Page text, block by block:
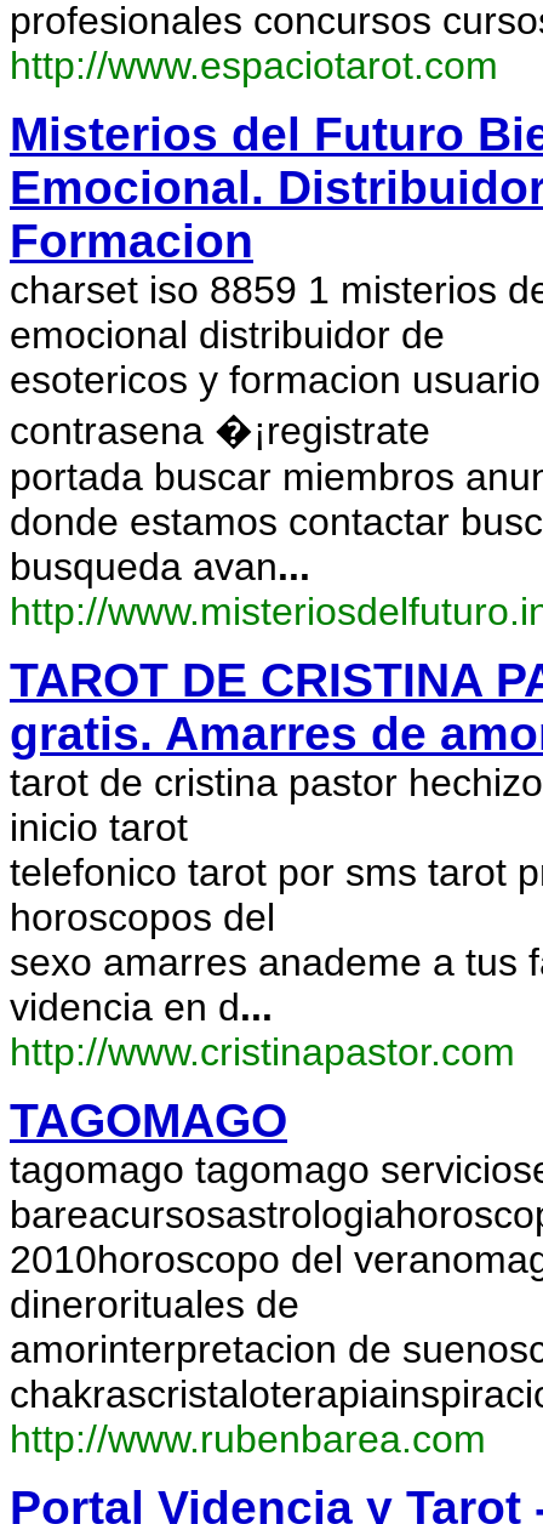
profesionales concursos
http://www.espaciotarot.com
Misterios del Futuro
Emocional.
Formacion
charset iso 8859 1 misterios
emocional distribuidor de
esotericos y formacion
contrasena �¡registrate
portada buscar miembros
donde estamos contactar
busqueda avan...
http://
TAROT DE CRISTINA
gratis. Amarres de
tarot de cristina pastor
inicio tarot
telefonico tarot por sms tarot
horoscopos del
sexo amarres anademe a tus
videncia en d...
http://www.cristinapastor.com
TAGOMAGO
tagomago tagomago
2010horoscopo del
dinerorituales de
amorinterpretacion de
http://www.rubenbarea.com
Portal Videncia y Tarot